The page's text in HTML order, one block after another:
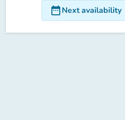
date_rangeNext availability